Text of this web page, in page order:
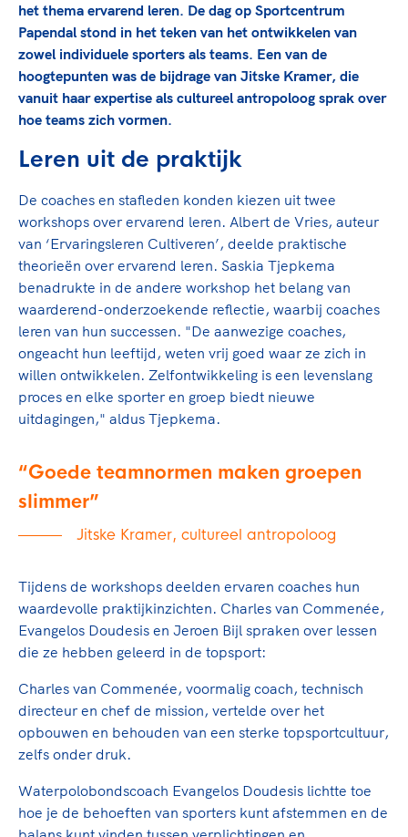
Nieuwspagina
Columns
een rondje fietsen, door samen te skaten of naar
de sportschool te gaan. Door samen te juichen
voor Sifan Hassan, Rico Verhoeven, Diede de
Groot en het Nederlands Elftal. Of met trots te
genieten van de karatewedstrijd van je dochter,
de halve marathon van je moeder of de
hockeywedstrijd van je buurjongen.
Lees verder
Clubacties
Handboek Wet- en Regelgeving
Opleidingen en trainingen
High5 Stappenplan
Ruimte voor sport
Beroepskrachten
Samen voor een veilige
sportomgeving
Voor welk gedrag staat de club? Wat mag wel
langs de lijn, in de kleedkamer, kantine en online?
En wat mag vooral niet? Een gedragscode geeft
hier richting aan en is dus een belangrijk
onderdeel van het clubbeleid rondom gewenst en
Topsportbeleid
Topsportfinanciering
Maatschappelijke waarde topsport
Top teamsportcompetities
De TeamNL Academie
De TeamNL Academie biedt een leer- en
ontwikkelprogramma voor de volgende functies
binnen TeamNL programma's: experts, coaches,
bestuurders, (technisch) directeuren, managers en
toekomstig kader.
Lees verder
het thema ervarend leren. De dag op Sportcentrum
Papendal stond in het teken van het ontwikkelen van
zowel individuele sporters als teams. Een van de
hoogtepunten was de bijdrage van Jitske Kramer, die
vanuit haar expertise als cultureel antropoloog sprak over
hoe teams zich vormen.
Leren uit de praktijk
De coaches en stafleden konden kiezen uit twee
workshops over ervarend leren. Albert de Vries, auteur
van ‘Ervaringsleren Cultiveren’, deelde praktische
theorieën over ervarend leren. Saskia Tjepkema
benadrukte in de andere workshop het belang van
waarderend-onderzoekende reflectie, waarbij coaches
leren van hun successen. "De aanwezige coaches,
ongeacht hun leeftijd, weten vrij goed waar ze zich in
willen ontwikkelen. Zelfontwikkeling is een levenslang
proces en elke sporter en groep biedt nieuwe
uitdagingen," aldus Tjepkema.
Goede teamnormen maken groepen
slimmer
Jitske Kramer, cultureel antropoloog
Tijdens de workshops deelden ervaren coaches hun
waardevolle praktijkinzichten. Charles van Commenée,
Evangelos Doudesis en Jeroen Bijl spraken over lessen
die ze hebben geleerd in de topsport:
Charles van Commenée, voormalig coach, technisch
directeur en chef de mission, vertelde over het
opbouwen en behouden van een sterke topsportcultuur,
zelfs onder druk.
Waterpolobondscoach Evangelos Doudesis lichtte toe
hoe je de behoeften van sporters kunt afstemmen en de